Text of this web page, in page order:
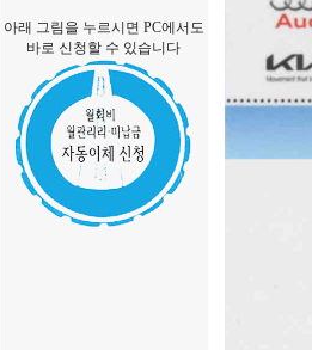
아래 그림을 누르시면 PC에서도
바로 신청할 수 있습니다